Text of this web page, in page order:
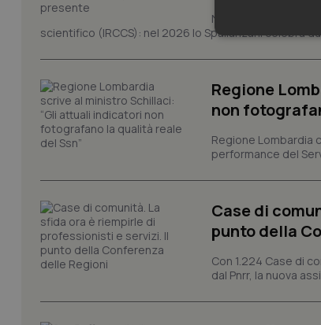
Novant'anni dalla
scientifico (IRCCS): nel 2026 lo Spallanzani celebra
Regione
non
Regione Lombardia
performance del
Case di
punto della
Con 1.224 Case di
dal Pnrr, la nuova
I cookie
Nome